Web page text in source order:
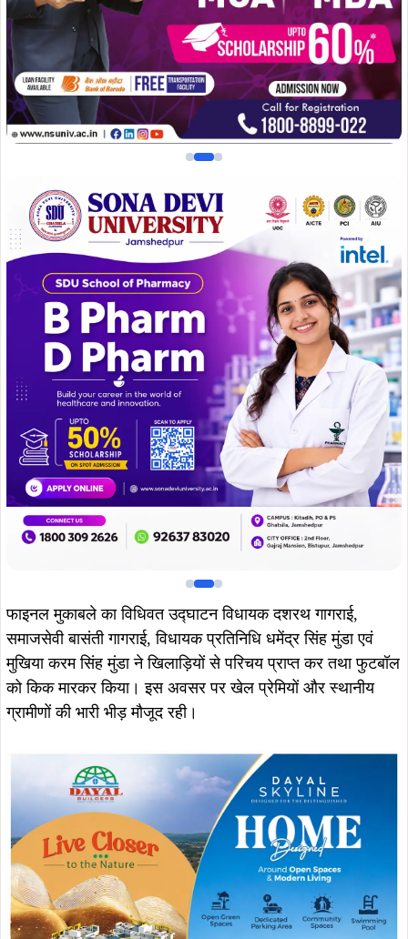
रूप में उपस्थित रहीं।
फाइनल मुकाबले का विधिवत उद्घाटन विधायक दशरथ गागराई,
समाजसेवी बासंती गागराई, विधायक प्रतिनिधि धमेंद्र सिंह मुंडा एवं
मुखिया करम सिंह मुंडा ने खिलाड़ियों से परिचय प्राप्त कर तथा फुटबॉल
को किक मारकर किया। इस अवसर पर खेल प्रेमियों और स्थानीय
ग्रामीणों की भारी भीड़ मौजूद रही।